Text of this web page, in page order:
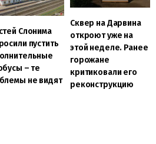
Слонима
пустить
– те
не видят
Сквер на Дарвина
откроют уже на
этой неделе. Ранее
горожане
критиковали его
реконструкцию